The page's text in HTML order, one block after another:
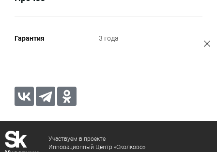
Гарантия 3 года
Участвуем в проекте
Инновационный Центр «Сколково»